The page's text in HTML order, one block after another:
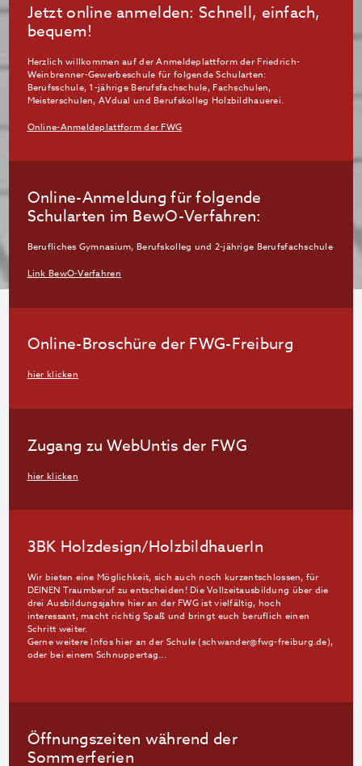
Jetzt online anmelden: Schnell, einfach,
bequem!
Herzlich willkommen auf der Anmeldeplattform der Friedrich-
Weinbrenner-Gewerbeschule für folgende Schularten:
Berufsschule, 1-jährige Berufsfachschule, Fachschulen,
Meisterschulen, AVdual und Berufskolleg Holzbildhauerei.
Online-Anmeldeplattform der FWG
Online-Anmeldung für folgende
Schularten im BewO-Verfahren:
Berufliches Gymnasium, Berufskolleg und 2-jährige Berufsfachschule
Link BewO-Verfahren
Online-Broschüre der FWG-Freiburg
hier klicken
Zugang zu WebUntis der FWG
hier klicken
3BK Holzdesign/HolzbildhauerIn
Wir bieten eine Möglichkeit, sich auch noch kurzentschlossen, für
DEINEN Traumberuf zu entscheiden! Die Vollzeitausbildung über die
drei Ausbildungsjahre hier an der FWG ist vielfältig, hoch
interessant, macht richtig Spaß und bringt euch beruflich einen
Schritt weiter.
Gerne weitere Infos hier an der Schule (schwander@fwg-freiburg.de),
oder bei einem Schnuppertag...
Öffnungszeiten während der
Sommerferien